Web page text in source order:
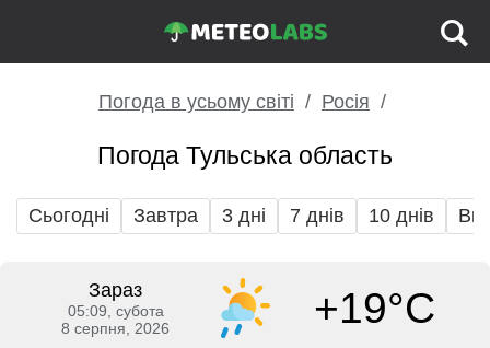
Погода в усьому світі Росія
Погода Тульська область
Сьогодні Завтра 3 дні 7 днів 10 днів
Зараз
05:09, субота
8 серпня, 2026
+19°C